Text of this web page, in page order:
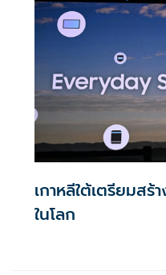
เกาหลีใต้เตรียมส
ในโลก